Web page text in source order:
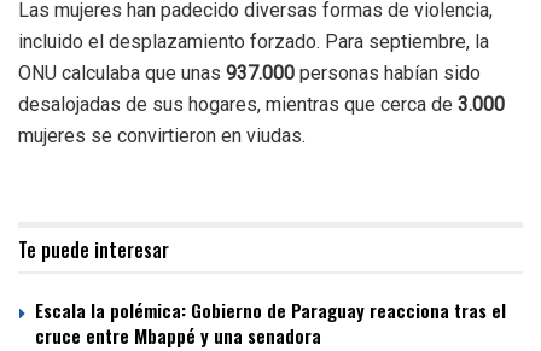
Las mujeres han padecido diversas formas de violencia,
incluido el desplazamiento forzado. Para septiembre, la
ONU calculaba que unas 937.000 personas habían sido
desalojadas de sus hogares, mientras que cerca de 3.000
mujeres se convirtieron en viudas.
Te puede interesar
Escala la polémica: Gobierno de Paraguay reacciona tras el
cruce entre Mbappé y una senadora